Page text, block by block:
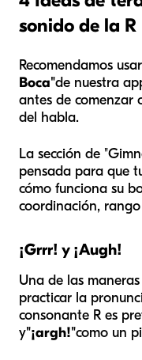
sonido de la R
Recomendamos
Boca"de nuestra
antes de comenzar
del habla.
La sección de
pensada para que
cómo funciona su
coordinación,
¡Grrr! y ¡Augh!
Una de las
practicar la
consonante R es
y"¡argh!"como un